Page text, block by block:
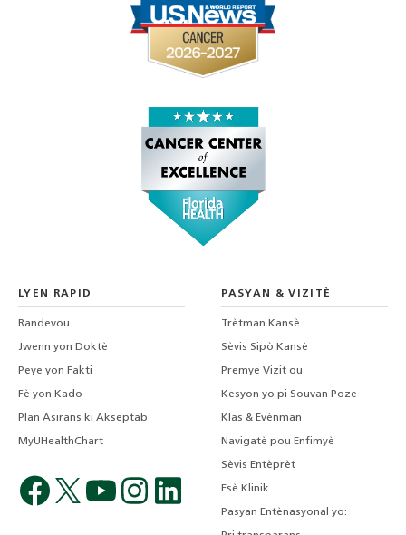
LYEN RAPID
Randevou
Jwenn yon Doktè
Peye yon Fakti
Fè yon Kado
Plan Asirans ki Akseptab
MyUHealthChart
PASYAN & VIZITÈ
Trètman Kansè
Sèvis Sipò Kansè
Premye Vizit ou
Kesyon yo pi Souvan Poze
Klas & Evènman
Navigatè pou Enfimyè
Sèvis Entèprèt
Esè Klinik
Pasyan Entènasyonal yo: